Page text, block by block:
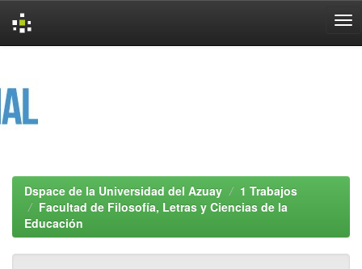
Dspace de la Universidad del Azuay
1 Trabajos
Facultad de Filosofía, Letras y Ciencias de la
Educación